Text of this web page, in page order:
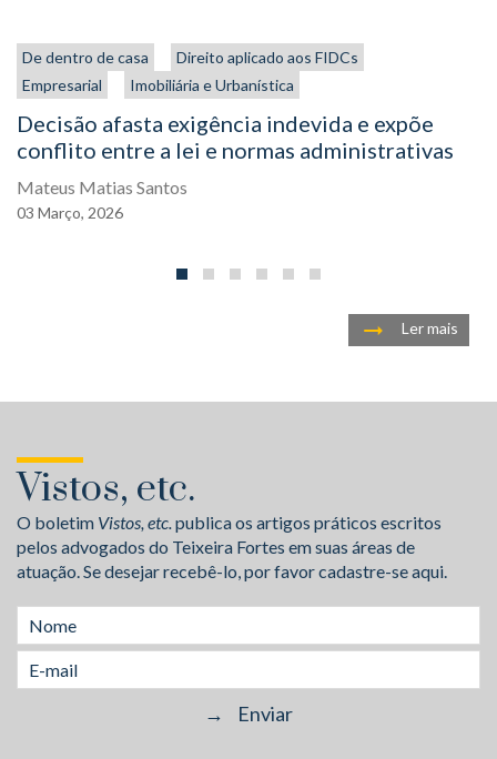
De dentro de casa
Direito aplicado aos FIDCs
Empresarial
Imobiliária e Urbanística
Decisão afasta exigência indevida e expõe
conflito entre a lei e normas administrativas
Mateus Matias Santos
03 Março, 2026
Ler mais
Vistos, etc.
O boletim Vistos, etc. publica os artigos práticos escritos
pelos advogados do Teixeira Fortes em suas áreas de
atuação. Se desejar recebê-lo, por favor cadastre-se aqui.